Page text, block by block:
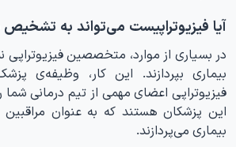
آیا فیزیوتراپیست می‌تواند به تشخیص
در بسیاری از موارد، متخصصین
بیماری بپردازند. این کار، وظیفه‌ی
فیزیوتراپی اعضای مهمی از تیم درمانی
این پزشکان هستند که به عنوان
بیماری می‌پردازند.